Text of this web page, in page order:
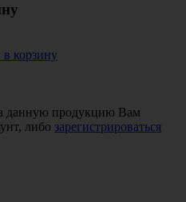
корзину
данную продукцию Вам
либо зарегистрироваться